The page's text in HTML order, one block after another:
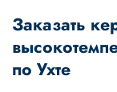
Заказать
по Ухте